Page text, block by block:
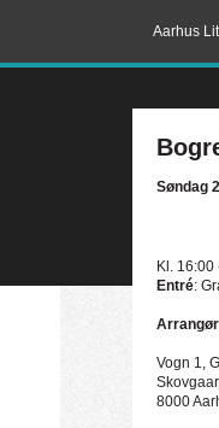
Aarhus
Søndag
Kl. 16:00
Entré:
Vogn 1,
8000